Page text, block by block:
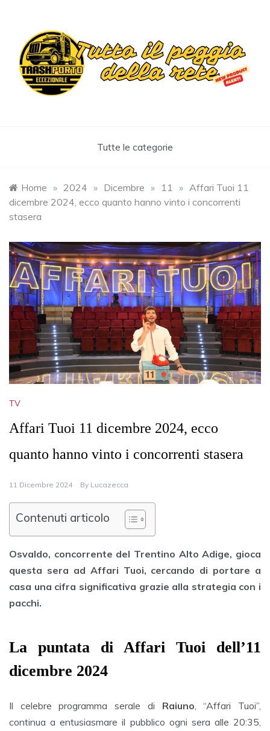
content
Tutte le categorie
Home » 2024 » Dicembre » 11 » Affari Tuoi 11
dicembre 2024, ecco quanto hanno vinto i concorrenti
stasera
TV
Affari Tuoi 11 dicembre 2024, ecco
quanto hanno vinto i concorrenti stasera
11 Dicembre 2024 By Lucazecca
Contenuti articolo
Osvaldo, concorrente del Trentino Alto Adige, gioca
questa sera ad Affari Tuoi, cercando di portare a
casa una cifra significativa grazie alla strategia con i
pacchi.
La puntata di Affari Tuoi dell’11
dicembre 2024
Il celebre programma serale di Raiuno , “Affari Tuoi”,
continua a entusiasmare il pubblico ogni sera alle 20:35,